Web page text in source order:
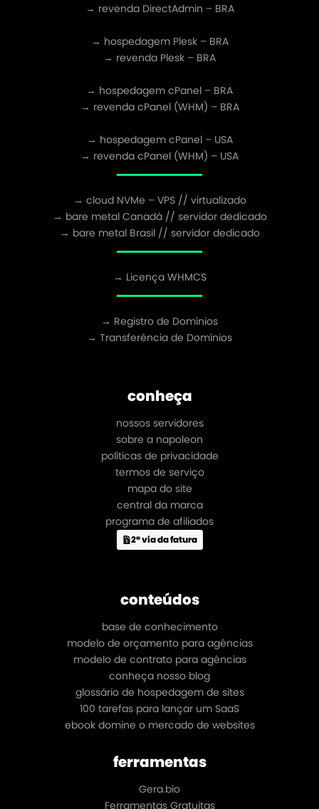
→ revenda DirectAdmin – BRA
→ hospedagem Plesk – BRA
→ revenda Plesk – BRA
→ hospedagem cPanel – BRA
→ revenda cPanel (WHM) – BRA
→ hospedagem cPanel – USA
→ revenda cPanel (WHM) – USA
→ cloud NVMe – VPS // virtualizado
→ bare metal Canadá // servidor dedicado
→ bare metal Brasil // servidor dedicado
→ Licença WHMCS
→ Registro de Domínios
→ Transferência de Domínios
conheça
nossos servidores
sobre a napoleon
políticas de privacidade
termos de serviço
mapa do site
central da marca
programa de afiliados
2ª via da fatura
conteúdos
base de conhecimento
modelo de orçamento para agências
modelo de contrato para agências
conheça nosso blog
glossário de hospedagem de sites
100 tarefas para lançar um SaaS
ebook domine o mercado de websites
ferramentas
Gera.bio
Ferramentas Gratuitas